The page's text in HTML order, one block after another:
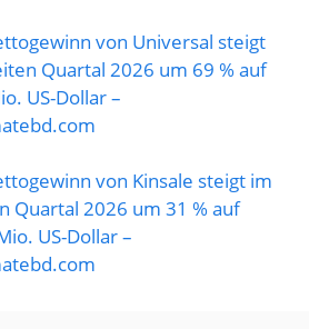
von Universal steigt
Quartal 2026 um 69 % auf
US-Dollar –
von Kinsale steigt im
Quartal 2026 um 31 % auf
US-Dollar –